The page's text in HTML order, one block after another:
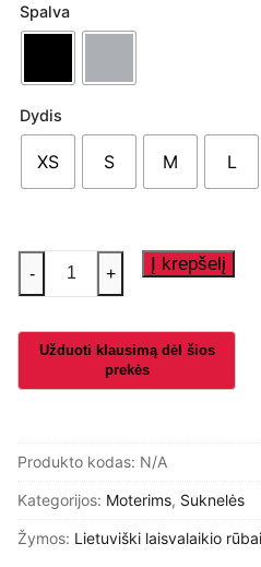
Spalva
Dydis
XS S M L
produkto
kiekis:
,,Realistiška
- + Į krepšelį
Produkto kodas: N/A
Kategorijos: Moterims, Suknelės
Žymos: Lietuviški laisvalaikio rūbai